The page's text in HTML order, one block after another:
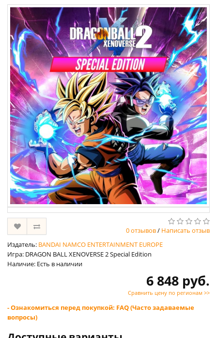
0 отзывов/ Написать отзыв
Издатель: BANDAI NAMCO ENTERTAINMENT EUROPE
Игра: DRAGON BALL XENOVERSE 2 Special Edition
Наличие: Есть в наличии
6 848 руб.
Сравнить цену по регионам >>
- Ознакомиться перед покупкой: FAQ (Часто задаваемые
вопросы)